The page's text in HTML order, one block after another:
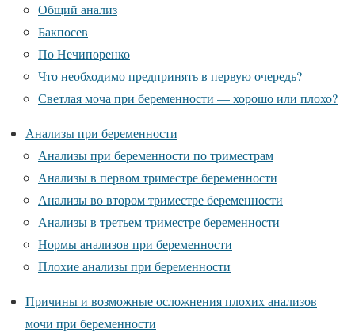
Общий анализ
Бакпосев
По Нечипоренко
Что необходимо предпринять в первую очередь?
Светлая моча при беременности — хорошо или плохо?
Анализы при беременности
Анализы при беременности по триместрам
Анализы в первом триместре беременности
Анализы во втором триместре беременности
Анализы в третьем триместре беременности
Нормы анализов при беременности
Плохие анализы при беременности
Причины и возможные осложнения плохих анализов
мочи при беременности